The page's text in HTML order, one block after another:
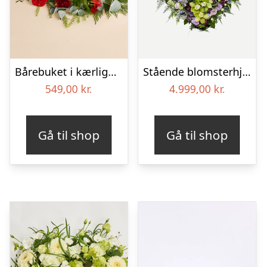
Bårebuket i kærlighedens farver
549,00 kr.
Gå til shop
Stående blomsterhjerte – Et eksklusivt farvel
4.999,00 kr.
Gå til shop